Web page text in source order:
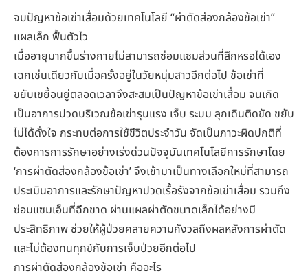
จบปัญหาข้อเข่าเสื่อมด้วยเทคโนโลยี “ผ่าตัดส่องกล้องข้อเข่า”
แผลเล็ก ฟื้นตัวไว
เมื่ออายุมากขึ้นร่างกายไม่สามารถซ่อมแซมส่วนที่สึกหรอได้เอง
เฉกเช่นเดียวกับเมื่อครั้งอยู่ในวัยหนุ่มสาวอีกต่อไป ข้อเข่าที่
ขยับเขยื้อนยู่ตลอดเวลาจึงสะสมเป็นปัญหาข้อเข่าเสื่อม จนเกิด
เป็นอาการปวดบริเวณข้อเข่ารุนแรง เจ็บ ระบม ลุกเดินติดขัด ขยับ
ไม่ได้ดั่งใจ กระทบต่อการใช้ชีวิตประจำวัน จัดเป็นภาวะผิดปกติที่
ต้องการการรักษาอย่างเร่งด่วนปัจจุบันเทคโนโลยีการรักษาโดย
‘การผ่าตัดส่องกล้องข้อเข่า’ จึงเข้ามาเป็นทางเลือกใหม่ที่สามารถ
ประเมินอาการและรักษาปัญหาปวดเรื้อรังจากข้อเข่าเสื่อม รวมถึง
ซ่อมแซมเอ็นที่ฉีกขาด ผ่านแผลผ่าตัดขนาดเล็กได้อย่างมี
ประสิทธิภาพ ช่วยให้ผู้ป่วยคลายความกังวลถึงผลหลังการผ่าตัด
และไม่ต้องทนทุกข์กับการเจ็บป่วยอีกต่อไป
การผ่าตัดส่องกล้องข้อเข่า คืออะไร